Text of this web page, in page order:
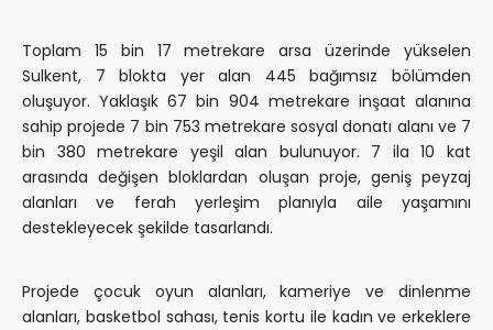
Toplam 15 bin 17 metrekare arsa üzerinde yükselen
Sulkent, 7 blokta yer alan 445 bağımsız bölümden
oluşuyor. Yaklaşık 67 bin 904 metrekare inşaat alanına
sahip projede 7 bin 753 metrekare sosyal donatı alanı ve 7
bin 380 metrekare yeşil alan bulunuyor. 7 ila 10 kat
arasında değişen bloklardan oluşan proje, geniş peyzaj
alanları ve ferah yerleşim planıyla aile yaşamını
destekleyecek şekilde tasarlandı.
Projede çocuk oyun alanları, kameriye ve dinlenme
alanları, basketbol sahası, tenis kortu ile kadın ve erkeklere